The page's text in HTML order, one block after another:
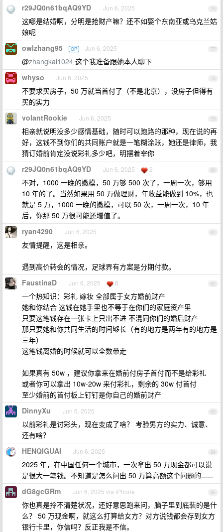
76
r29JQ0n61bqAQ9YD Jun 6, 2025
这哪是结婚啊，分明是抢财产嘛？还不如娶个东南亚或乌克兰姑
娘呢
77
owlzhang95 OP Jun 6, 2025
@zhangkai1024 这个我准备跟她本人聊下
78
whyso Jun 6, 2025
不要求买房子，50 万就当首付了（不是北京），没房子但得有
买的实力
79
volantRookie Jun 6, 2025
相亲就说明没多少感情基础，随时可以跑路的那种，现在说的再
好，这钱不到你们的共同账户就是一笔糊涂账，她还是律师，我
猜订婚前肯定没说彩礼多少吧，明摆着宰你
80
r29JQ0n61bqAQ9YD Jun 6, 2025 2
不对，1000 一晚的嫩模，50 万够 500 次了，一周一次，够用
10 年的了。当然如果用 50 万做理财，年收益能做到 10%，也
就是 5 万，1000 一晚的嫩模，可以 50 次，一周一次，10 年
后，你那 50 万很可能还增值了。
81
ryan4290 Jun 6, 2025
友情提醒，这是相亲。
遇到高价转会的情况，足球界有方案是分期付款。
82
FaustinaD Jun 6, 2025 6
一个热知识：彩礼 嫁妆 全部属于女方婚前财产
她和你结合 这钱在她手里也不等于在你们的家庭资产里
只要这笔钱存在一张卡上只出不进 不混同你们的婚后财产
那只要她和你共同生活的时间够长（有的地方是两年有的地方是
三年）
这笔钱离婚的时候就可以全数带走
如果真有 50w ，建议你拿来在婚前付房子首付而不是给彩礼
或者你可以拿出 10w-20w 来付彩礼，剩余的 30w 付首付
至少婚前的首付板上钉钉是你自己的婚前财产
83
DinnyXu Jun 6, 2025
以前彩礼是讨彩头，现在变成了啥？ 考验男方的实力、诚意、
还有啥？
84
HENQIGUAI Jun 6, 2025
2025 年，在中国任何一个城市，一次拿出 50 万现金都可以说
是很大一笔钱。不知道是怎么问出 50 万算高额这个问题的......
85
dG8gcGRm Jun 6, 2025 via iPhone
你也真是拎不清楚状况，还好意思跑来问，脑子里到底装的是什
么？ 50 万现金啊，就这么打算给女方？对方说钱都会存到女方
银行卡里，你信吗？反正我是不信。